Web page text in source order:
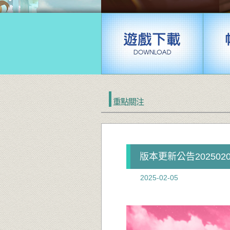
重點關注
版本更新公告
2025-02-05